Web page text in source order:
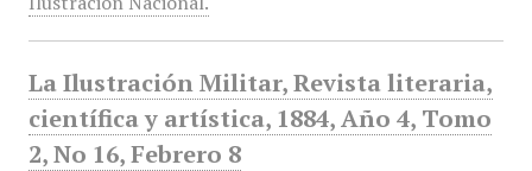
La Ilustración Militar, Revista literaria,
científica y artística, 1884, Año 4, Tomo
2, No 16, Febrero 8